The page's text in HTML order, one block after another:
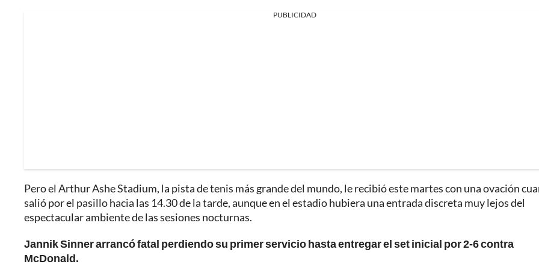
PUBLICIDAD
Pero el Arthur Ashe Stadium, la pista de tenis más grande del mundo, le recibió este martes con una ovación
salió por el pasillo hacia las 14.30 de la tarde, aunque en el estadio hubiera una entrada discreta muy lejos del
espectacular ambiente de las sesiones nocturnas.
Jannik Sinner arrancó fatal perdiendo su primer servicio hasta entregar el set inicial por 2-6 contra
McDonald.